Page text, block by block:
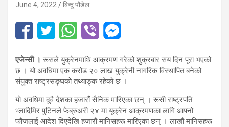
June 4, 2022 बिन्दु पौडेल
एजेन्सी । रूसले युक्रेनमाथि आक्रमण गरेको शुक्रबार सय दिन पूरा भएको
छ । यो अवधिमा एक करोड २० लाख युक्रेनी नागरिक विस्थापित बनेको
संयुक्त राष्ट्रसङ्घको तथ्याङ्क रहेको छ ।
यो अवधिमा दुवै देशका हजारौं सैनिक मारिएका छन् । रूसी राष्ट्रपति
भ्लादिमिर पुटिनले फेब्रुअरी २४ मा यूक्रेन आक्रमणका लागि आफ्नो
फौजलाई आदेश दिएदेखि हजारौं मानिसहरू मारिएका छन् । लाखौं मानिसहरू